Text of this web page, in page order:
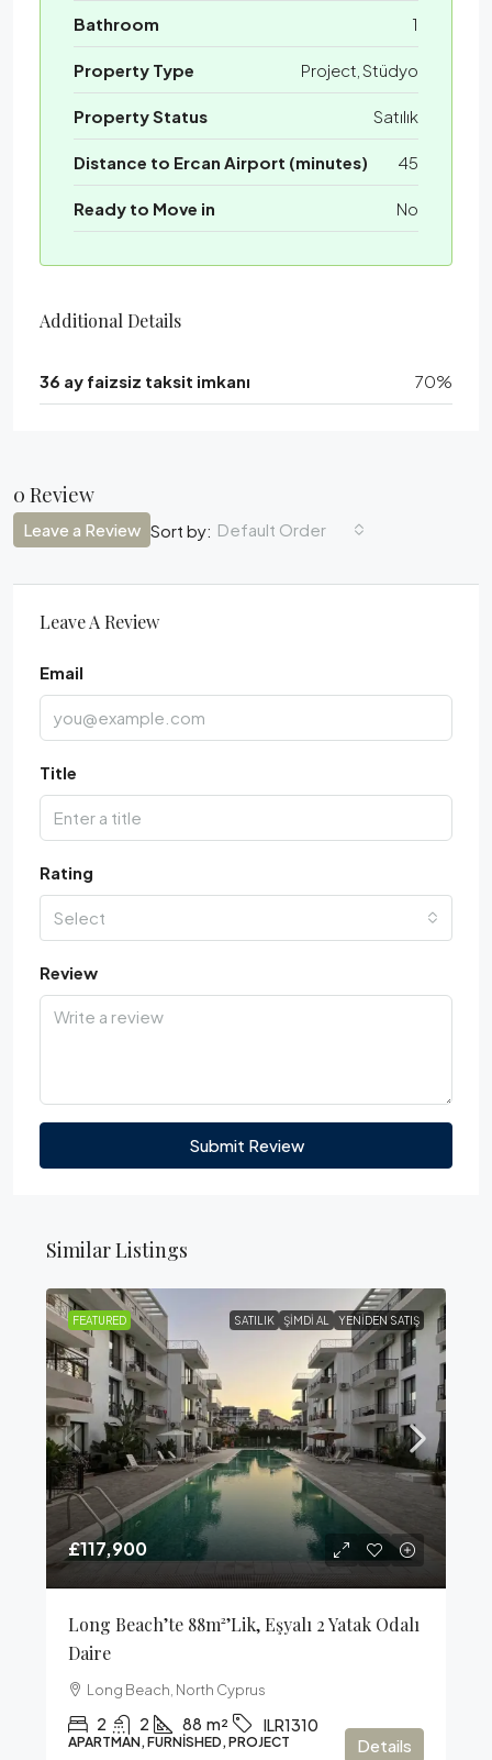
Bathroom 1
Property Type Project, Stüdyo
Property Status Satılık
Distance to Ercan Airport (minutes) 45
Ready to Move in No
Additional Details
36 ay faizsiz taksit imkanı 70%
0 Review
Sort by: Default Order
Leave a Review
Leave A Review
Email
Title
Rating
Select
Review
Submit Review
Similar Listings
FEATURED SATILIK ŞIMDI AL YENIDEN SATIŞ
£117,900
Long Beach’te 88m²’lik, Eşyalı 2 Yatak Odalı
Daire
Long Beach, North Cyprus
2 2 88 m² ILR1310
APARTMAN, FURNISHED, PROJECT Details